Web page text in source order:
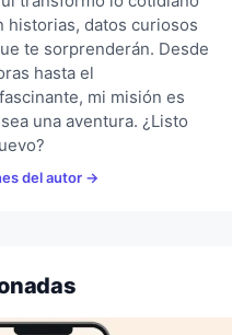
historias, datos curiosos
te sorprenderán. Desde
hasta el
mi misión es
una aventura. ¿Listo
del autor